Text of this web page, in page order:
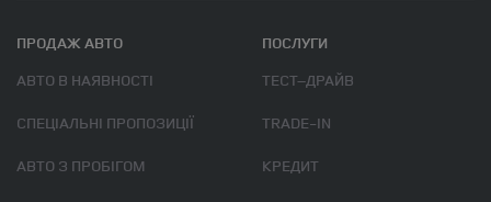
ПРОДАЖ АВТО
АВТО В НАЯВНОСТІ
СПЕЦІАЛЬНІ ПРОПОЗИЦІЇ
АВТО З ПРОБІГОМ
ПОСЛУГИ
ТЕСТ–ДРАЙВ
TRADE-IN
КРЕДИТ